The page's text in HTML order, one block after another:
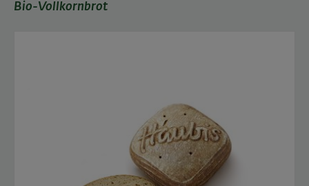
Bio-Vollkornbrot